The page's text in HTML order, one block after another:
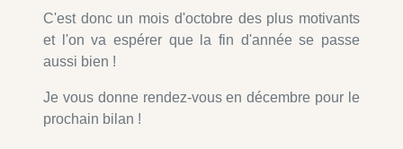
C'est donc un mois d'octobre des plus motivants
et l'on va espérer que la fin d'année se passe
aussi bien !
Je vous donne rendez-vous en décembre pour le
prochain bilan !